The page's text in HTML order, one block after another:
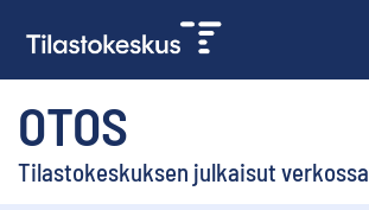
OTOS
Tilastokeskuksen julkaisut verkossa